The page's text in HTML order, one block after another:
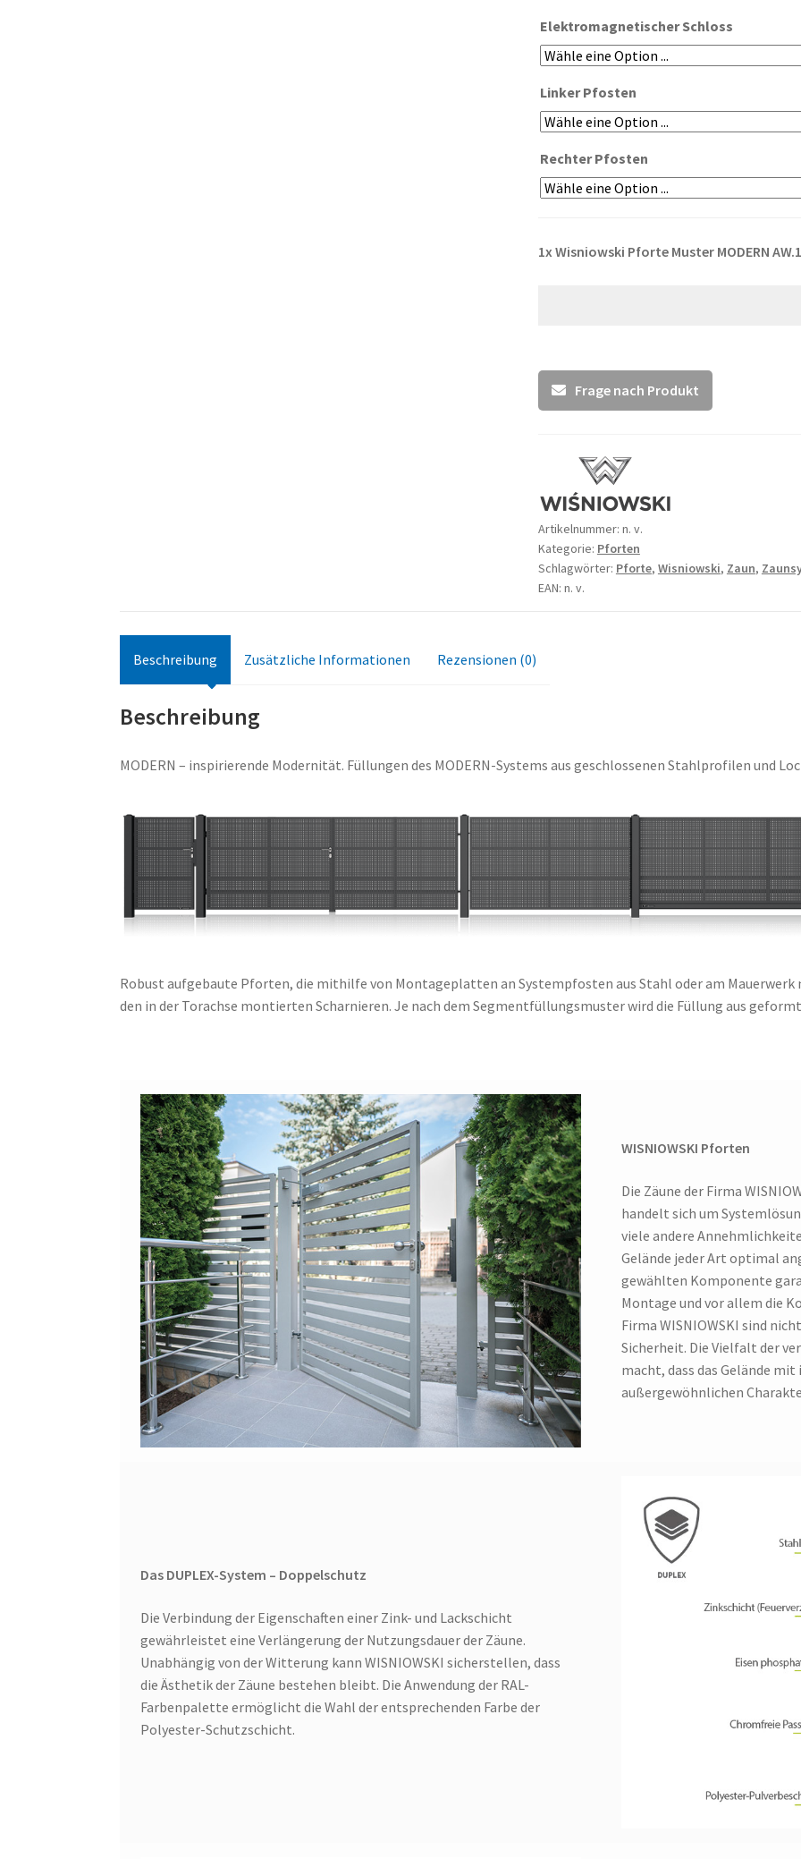
Elektromagnetischer Schloss
Linker Pfosten
Rechter Pfosten
1xWisniowski Pforte Muster MODERN
Frage nach Produkt
Artikelnummer: n. v.
Kategorie: Pforten
Schlagwörter: Pforte, Wisniowski, Zaun,
EAN: n. v.
Beschreibung Zusätzliche Informationen Rezensionen (0)
Beschreibung
MODERN – inspirierende Modernität. Füllungen des MODERN-Systems aus geschlossenen Stahlprofilen und
Robust aufgebaute Pforten, die mithilfe von Montageplatten an Systempfosten aus Stahl oder am
den in der Torachse montierten Scharnieren. Je nach dem Segmentfüllungsmuster wird die Füllung aus
WISNIOWSKI Pforten
Die Zäune der Firma
handelt sich um
viele andere
Gelände jeder Art optimal
gewählten Komponente
Montage und vor allem die
Firma WISNIOWSKI sind
Sicherheit. Die Vielfalt der
macht, dass das Gelände
außergewöhnlichen
Das DUPLEX-System – Doppelschutz
Die Verbindung der Eigenschaften einer Zink- und Lackschicht
gewährleistet eine Verlängerung der Nutzungsdauer der Zäune.
Unabhängig von der Witterung kann WISNIOWSKI sicherstellen, dass
die Ästhetik der Zäune bestehen bleibt. Die Anwendung der RAL-
Farbenpalette ermöglicht die Wahl der entsprechenden Farbe der
Polyester-Schutzschicht.